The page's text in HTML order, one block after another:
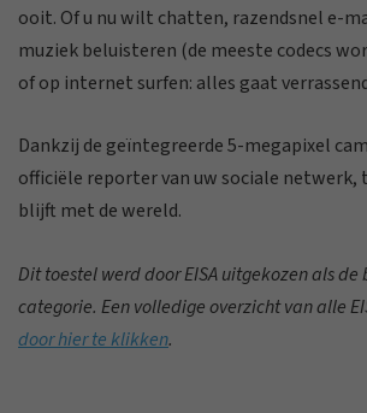
ooit. Of u nu wilt chatten, razendsnel e-
muziek beluisteren (de meeste codecs
of op internet surfen: alles gaat
Dankzij de geïntegreerde 5-megapixel
officiële reporter van uw sociale netwerk,
blijft met de wereld.
Dit toestel werd door EISA uitgekozen als
categorie. Een volledige overzicht van alle
door hier te klikken.